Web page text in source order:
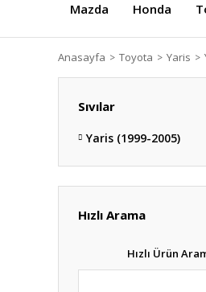
Mazda Honda
Anasayfa Toyota Yaris
Sıvılar
Yaris (1999-2005)
Hızlı Arama
Hızlı Ürün